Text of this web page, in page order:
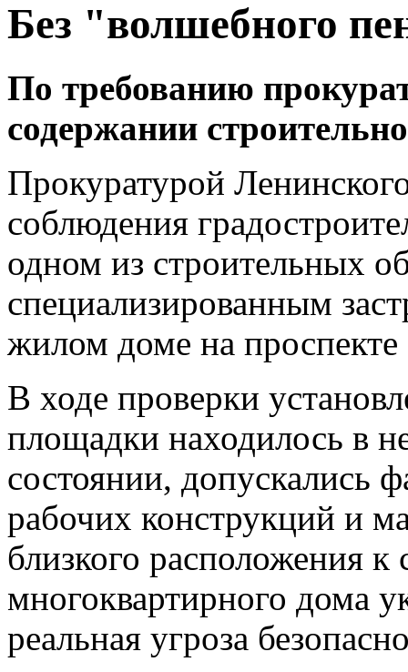
Без "волшебного
По требованию
содержании
Прокуратурой
соблюдения
одном из строительных
специализированным
жилом доме на
В ходе проверки
площадки находилось в
состоянии, допускались
рабочих конструкций и
близкого расположения
многоквартирного дома
реальная угроза